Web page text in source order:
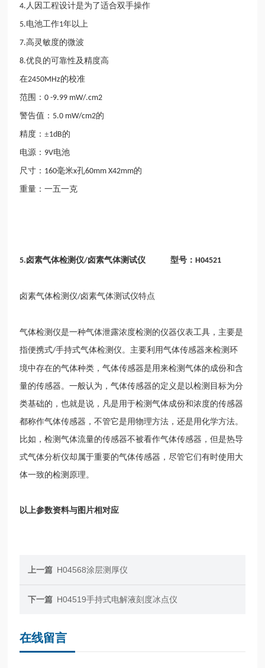
4. 人因工程设计是为了适合双手操作
5.电池工作1年以上
7.高灵敏度的微波
8.优良的可靠性及精度高
在2450MHz的校准
范围：0 -9.99 mW/.cm2
警告值： 5.0 mW/cm2的
精度：±1dB的
电源： 9V电池
尺寸： 160毫米x孔60mm X42mm的
重量：一五一克
5.卤素气体检测仪/卤素气体测试仪 型号：H04521
卤素气体检测仪/卤素气体测试仪特点
气体检测仪是一种气体泄露浓度检测的仪器仪表工具，主要是
指便携式/手持式气体检测仪。主要利用气体传感器来检测环
境中存在的气体种类，气体传感器是用来检测气体的成份和含
量的传感器。一般认为，气体传感器的定义是以检测目标为分
类基础的，也就是说，凡是用于检测气体成份和浓度的传感器
都称作气体传感器，不管它是用物理方法，还是用化学方法。
比如，检测气体流量的传感器不被看作气体传感器，但是热导
式气体分析仪却属于重要的气体传感器，尽管它们有时使用大
体一致的检测原理。
以上参数资料与图片相对应
上一篇 H04568涂层测厚仪
下一篇 H04519手持式电解液刻度冰点仪
在线留言